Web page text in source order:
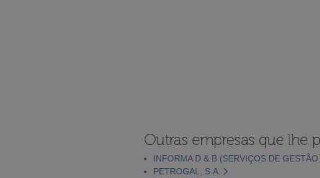
Outras empresas que lhe
INFORMA D & B (SERVIÇOS DE GESTÃO
PETROGAL, S.A.